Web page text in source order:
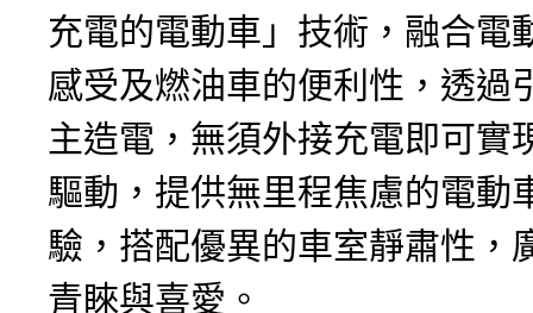
充電的電動車」技術，融合電
感受及燃油車的便利性，透過
主造電，無須外接充電即可實
驅動，提供無里程焦慮的電動
驗，搭配優異的車室靜肅性，
青睞與喜愛。